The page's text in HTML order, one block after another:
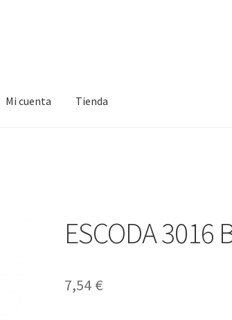
Mi cuenta Tienda
ESCODA 3016
7,54 €